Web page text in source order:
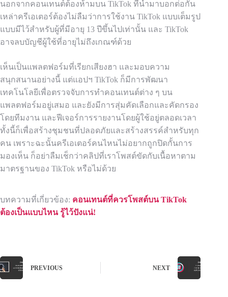
นอกจากคอนเทนต์ต้องห้ามบน TikTok ที่นำมาบอกต่อกัน
เหล่าครีเอเตอร์ต้องไม่ลืมว่าการใช้งาน TikTok แบบเต็มรูป
แบบมีไว้สำหรับผู้ที่มีอายุ 13 ปีขึ้นไปเท่านั้น และ TikTok
อาจลบบัญชีผู้ใช้ที่อายุไม่ถึงเกณฑ์ด้วย
เห็นเป็นแพลตฟอร์มที่เรียกเสียงฮา และมอบความ
สนุกสนานอย่างนี้ แต่แอปฯ TikTok ก็มีการพัฒนา
เทคโนโลยีเพื่อตรวจจับการทำคอนเทนต์ต่าง ๆ บน
แพลตฟอร์มอยู่เสมอ และยังมีการสุ่มคัดเลือกและคัดกรอง
โดยทีมงาน และฟีเจอร์การรายงานโดยผู้ใช้อยู่ตลอดเวลา
ทั้งนี้ก็เพื่อสร้างชุมชนที่ปลอดภัยและสร้างสรรค์สำหรับทุก
คน เพราะฉะนั้นครีเอเตอร์คนไหนไม่อยากถูกปิดกั้นการ
มองเห็น ก็อย่าลืมเช็กว่าคลิปที่เราโพสต์ขัดกับเนื้อหาตาม
มาตรฐานของ TikTok หรือไม่ด้วย
บทความที่เกี่ยวข้อง: คอนเทนต์ที่ควรโพสต์บน TikTok
ต้องเป็นแบบไหน รู้ไว้ปังแน่!
PREVIOUS NEXT